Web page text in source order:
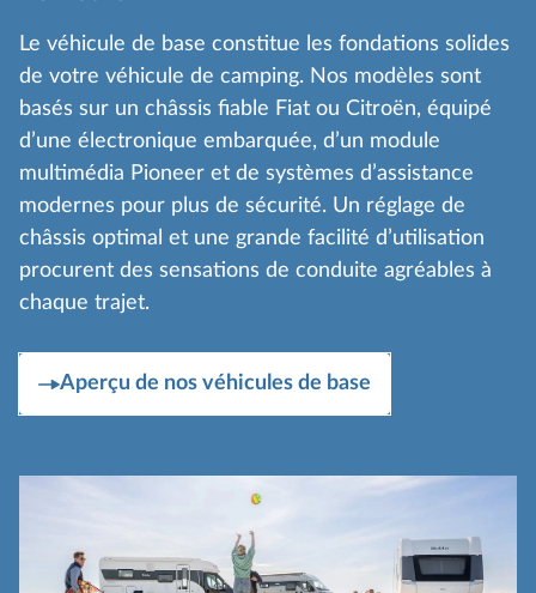
Le véhicule de base constitue les fondations solides
de votre véhicule de camping. Nos modèles sont
basés sur un châssis fiable Fiat ou Citroën, équipé
d’une électronique embarquée, d’un module
multimédia Pioneer et de systèmes d’assistance
modernes pour plus de sécurité. Un réglage de
châssis optimal et une grande facilité d’utilisation
procurent des sensations de conduite agréables à
chaque trajet.
Aperçu de nos véhicules de base